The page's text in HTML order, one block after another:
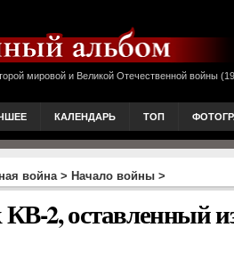
мировой и Великой Отечественной войны
КАЛЕНДАРЬ ТОП
война> Начало войны >
2, оставленный